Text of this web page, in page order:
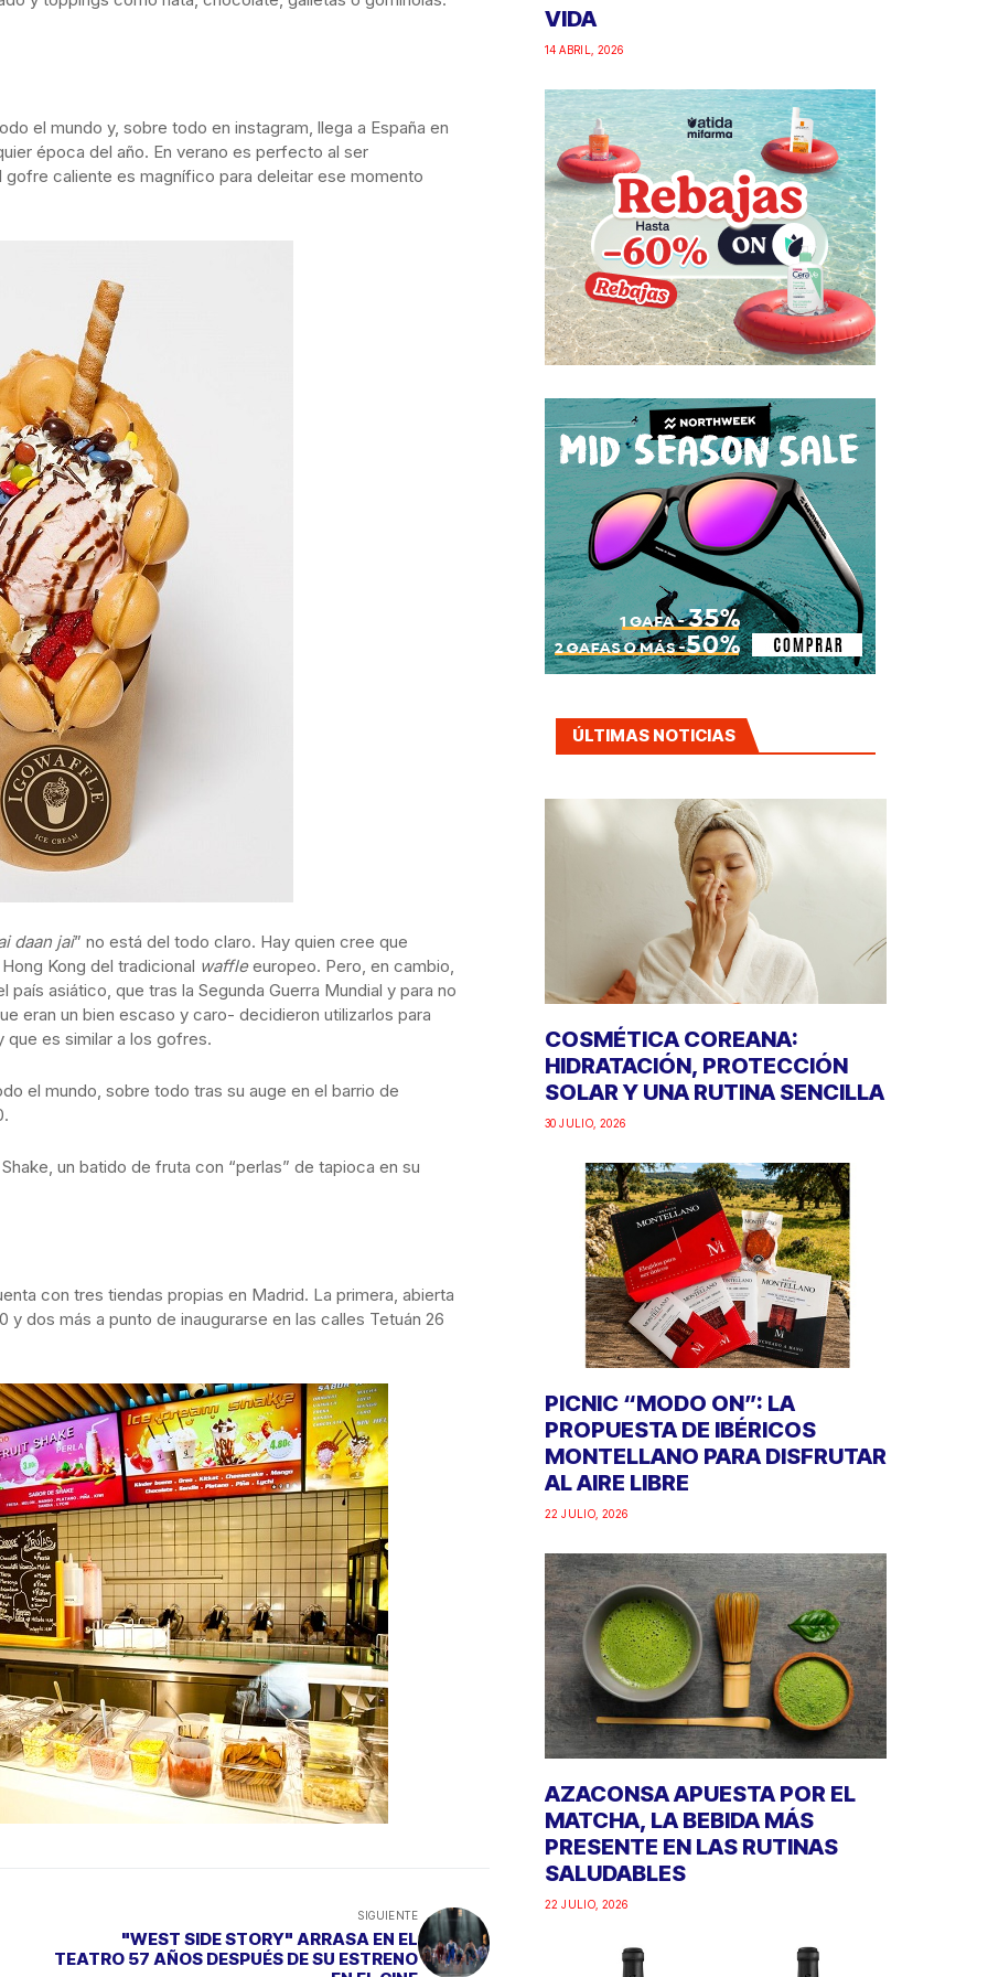
el mundo y, sobre todo en instagram, llega a España en
época del año. En verano es perfecto al ser
caliente es magnífico para deleitar ese momento
daan jai” no está del todo claro. Hay quien cree que
Kong del tradicional waffleeuropeo. Pero, en cambio,
asiático, que tras la Segunda Guerra Mundial y para no
eran un bien escaso y caro- decidieron utilizarlos para
que es similar a los gofres.
el mundo, sobre todo tras su auge en el barrio de
un batido de fruta con “perlas” de tapioca en su
con tres tiendas propias en Madrid. La primera, abierta
y dos más a punto de inaugurarse en las calles Tetuán 26
SIGUIENTE
"WEST SIDE STORY" ARRASA EN EL
TEATRO 57 AÑOS DESPUÉS DE SU ESTRENO
VIDA
14 ABRIL, 2026
ÚLTIMAS NOTICIAS
COSMÉTICA COREANA:
HIDRATACIÓN, PROTECCIÓN
SOLAR Y UNA RUTINA SENCILLA
30 JULIO, 2026
PICNIC “MODO ON”: LA
PROPUESTA DE IBÉRICOS
MONTELLANO PARA DISFRUTAR
AL AIRE LIBRE
22 JULIO, 2026
AZACONSA APUESTA POR EL
MATCHA, LA BEBIDA MÁS
PRESENTE EN LAS RUTINAS
SALUDABLES
22 JULIO, 2026